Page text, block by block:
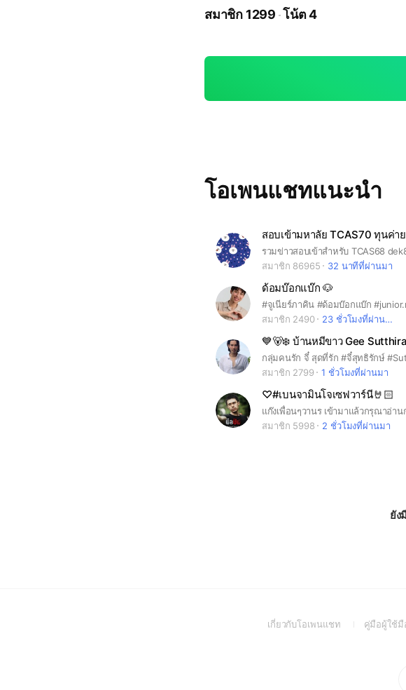
สมาชิก 1299 โน้ต 4
โอเพนแชทแนะนำ
สมาชิก 86965
32 นาทีที่ผ่านมา
ด้อมบ๊อกแบ๊ก 🐶
สมาชิก 2490
23 ชั่วโมงที่ผ่านมา
สมาชิก 2799
1 ชั่วโมงที่ผ่านมา
♡#เบนจามินโจเซฟวาร์นี🤘🏻
สมาชิก 5998
2 ชั่วโมงที่ผ่านมา
ยัง
เกี่ยวกับโอเพนแชท
(Openคู่มือผู้ใช้มื